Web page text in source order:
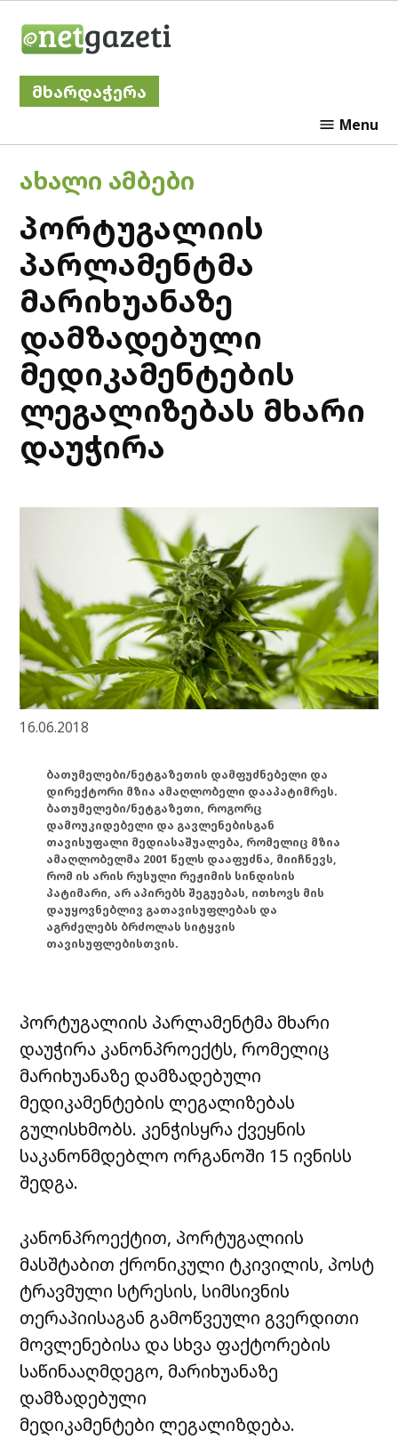
მხარდაჭერა
Menu
POSTED
IN
ᲐᲮᲐᲚᲘ ᲐᲛᲑᲔᲑᲘ
პორტუგალიის
პარლამენტმა
მარიხუანაზე
დამზადებული
მედიკამენტების
ლეგალიზებას მხარი
დაუჭირა
16.06.2018
ბათუმელები/ნეტგაზეთის დამფუძნებელი და
დირექტორი მზია ამაღლობელი დააპატიმრეს.
ბათუმელები/ნეტგაზეთი, როგორც
დამოუკიდებელი და გავლენებისგან
თავისუფალი მედიასაშუალება, რომელიც მზია
ამაღლობელმა 2001 წელს დააფუძნა, მიიჩნევს,
რომ ის არის რუსული რეჟიმის სინდისის
პატიმარი, არ აპირებს შეგუებას, ითხოვს მის
დაუყოვნებლივ გათავისუფლებას და
აგრძელებს ბრძოლას სიტყვის
თავისუფლებისთვის.
პორტუგალიის პარლამენტმა მხარი
დაუჭირა კანონპროექტს, რომელიც
მარიხუანაზე დამზადებული
მედიკამენტების ლეგალიზებას
გულისხმობს. კენჭისყრა ქვეყნის
საკანონმდებლო ორგანოში 15 ივნისს
შედგა.
კანონპროექტით, პორტუგალიის
მასშტაბით ქრონიკული ტკივილის, პოსტ
ტრავმული სტრესის, სიმსივნის
თერაპიისაგან გამოწვეული გვერდითი
მოვლენებისა და სხვა ფაქტორების
საწინააღმდეგო, მარიხუანაზე
დამზადებული
მედიკამენტები ლეგალიზდება.